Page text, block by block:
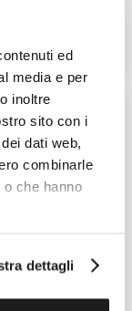
ed
media e per
inoltre
sito con i
dati web,
combinarle
che hanno
dettagli
UN VENDITORE
SUOB124
65,00 €